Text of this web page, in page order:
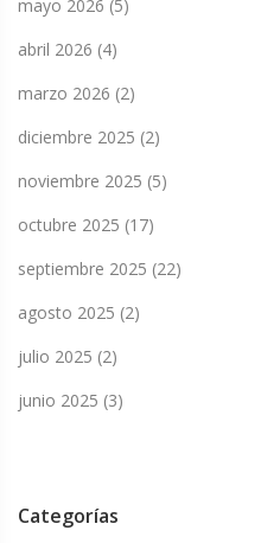
mayo 2026 (5)
abril 2026 (4)
marzo 2026 (2)
diciembre 2025 (2)
noviembre 2025 (5)
octubre 2025 (17)
septiembre 2025 (22)
agosto 2025 (2)
julio 2025 (2)
junio 2025 (3)
Categorías